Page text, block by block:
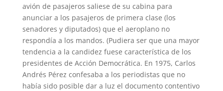
avión de pasajeros saliese de su cabina para
anunciar a los pasajeros de primera clase (los
senadores y diputa­dos) que el aeroplano no
respondía a los mandos. (Pudiera ser que una mayor
tendencia a la candidez fuese característica de los
presidentes de Ac­ción Democrática. En 1975, Carlos
Andrés Pérez confesaba a los periodistas que no
había sido posible dar a luz el documento contentivo